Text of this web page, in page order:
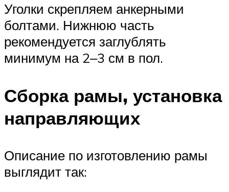
Уголки скрепляем анкерными
болтами. Нижнюю часть
рекомендуется заглублять
минимум на 2‒3 см в пол.
Сборка рамы, установка
направляющих
Описание по изготовлению рамы
выглядит так: